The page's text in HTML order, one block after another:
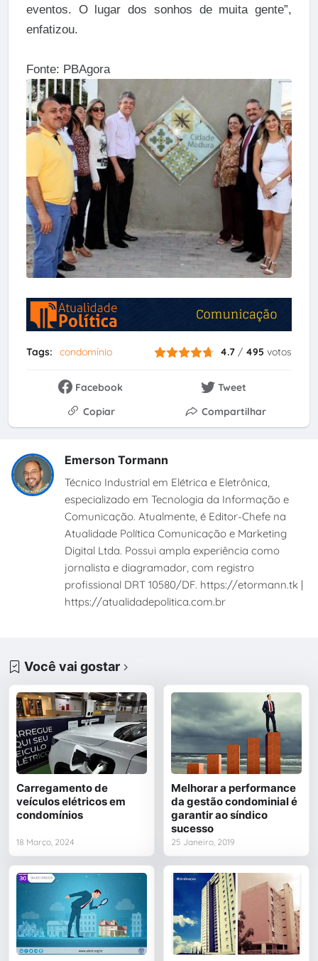
eventos. O lugar dos sonhos de muita gente”,
enfatizou.
Fonte: PBAgora
Tags: condomínio 4.7 / 495 votos
Facebook
Tweet
Copiar
Compartilhar
Emerson Tormann
Técnico Industrial em Elétrica e Eletrônica,
especializado em Tecnologia da Informação e
Comunicação. Atualmente, é Editor-Chefe na
Atualidade Política Comunicação e Marketing
Digital Ltda. Possui ampla experiência como
jornalista e diagramador, com registro
profissional DRT 10580/DF. https://etormann.tk |
https://atualidadepolitica.com.br
Você vai gostar
Carregamento de
veículos elétricos em
condomínios
18 Março, 2024
Melhorar a performance
da gestão condominial é
garantir ao síndico
sucesso
25 Janeiro, 2019